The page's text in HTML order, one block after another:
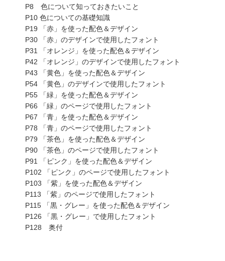
P8 色について知っておきたいこと
P10 色についての基礎知識
P19 「赤」を使った配色＆デザイン
P30 「赤」のデザインで使用したフォント
P31 「オレンジ」を使った配色＆デザイン
P42 「オレンジ」のデザインで使用したフォント
P43 「黄色」を使った配色＆デザイン
P54 「黄色」のデザインで使用したフォント
P55 「緑」を使った配色＆デザイン
P66 「緑」のページで使用したフォント
P67 「青」を使った配色＆デザイン
P78 「青」のページで使用したフォント
P79 「茶色」を使った配色＆デザイン
P90 「茶色」のページで使用したフォント
P91 「ピンク」を使った配色＆デザイン
P102 「ピンク」のページで使用したフォント
P103 「紫」を使った配色＆デザイン
P113 「紫」のページで使用したフォント
P115 「黒・グレー」を使った配色＆デザイン
P126 「黒・グレー」で使用したフォント
P128 奥付
で購入